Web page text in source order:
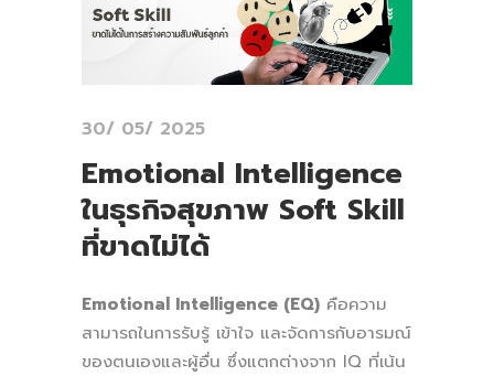
30/ 05/ 2025
Emotional Intelligence
ในธุรกิจสุขภาพ Soft Skill
ที่ขาดไม่ได้
Emotional Intelligence (EQ) คือความ
สามารถในการรับรู้ เข้าใจ และจัดการกับอารมณ์
ของตนเองและผู้อื่น ซึ่งแตกต่างจาก IQ ที่เน้น